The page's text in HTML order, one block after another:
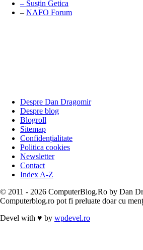
– Susțin Getica
– NAFO Forum
Despre Dan Dragomir
Despre blog
Blogroll
Sitemap
Confidențialitate
Politica cookies
Newsletter
Contact
Index A-Z
© 2011 - 2026 ComputerBlog.Ro by Dan
Computerblog.ro pot fi preluate doar cu
Devel with ♥ by wpdevel.ro